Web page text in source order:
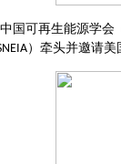
国可再生能源学会
）牵头并邀请美